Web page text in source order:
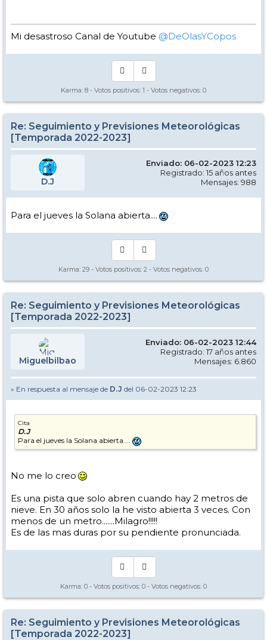
Mi desastroso Canal de Youtube @DeOlasYCopos
Karma: 8 - Votos positivos: 1 - Votos negativos: 0
Re: Seguimiento y Previsiones Meteorológicas
[Temporada 2022-2023]
D.J
Enviado: 06-02-2023 12:23
Registrado: 15 años antes
Mensajes: 988
Para el jueves la Solana abierta....
Karma: 29 - Votos positivos: 2 - Votos negativos: 0
Re: Seguimiento y Previsiones Meteorológicas
[Temporada 2022-2023]
Miguelbilbao
Enviado: 06-02-2023 12:44
Registrado: 17 años antes
Mensajes: 6.860
» En respuesta al mensaje de D.J del 06-02-2023 12:23
Cita
D.J
Para el jueves la Solana abierta....
No me lo creo
Es una pista que solo abren cuando hay 2 metros de
nieve. En 30 años solo la he visto abierta 3 veces. Con
menos de un metro.......Milagro!!!!!
Es de las mas duras por su pendiente pronunciada.
Karma: 0 - Votos positivos: 0 - Votos negativos: 0
Re: Seguimiento y Previsiones Meteorológicas
[Temporada 2022-2023]